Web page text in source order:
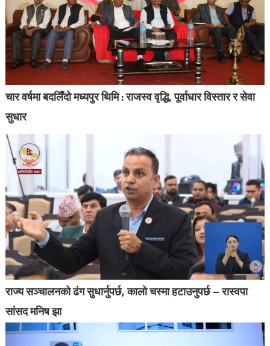
चार वर्षमा बदलिँदो मध्यपुर थिमि : राजस्व वृद्धि, पूर्वाधार विस्तार र सेवा
सुधार
राज्य सञ्चालनको ढंग सुधार्नुपर्छ, कालो चस्मा हटाउनुपर्छ – रास्वपा
सांसद मनिष झा